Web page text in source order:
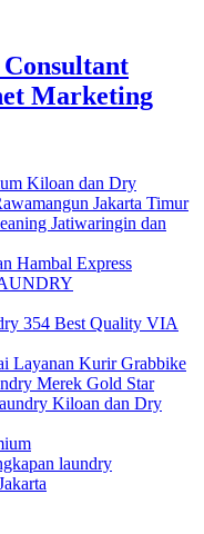
Marketing
Kiloan dan Dry
Jakarta Timur
Jatiwaringin dan
Hambal Express
354 Best Quality VIA
Layanan Kurir Grabbike
Merek Gold Star
Kiloan dan Dry
laundry